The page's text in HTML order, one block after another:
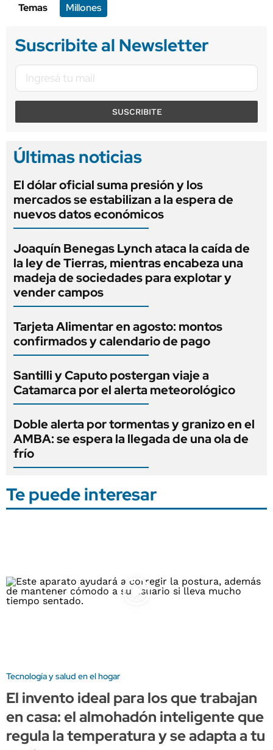
Temas
Millones
Suscribite al Newsletter
SUSCRIBITE
Últimas noticias
El dólar oficial suma presión y los
mercados se estabilizan a la espera de
nuevos datos económicos
Joaquín Benegas Lynch ataca la caída de
la ley de Tierras, mientras encabeza una
madeja de sociedades para explotar y
vender campos
Tarjeta Alimentar en agosto: montos
confirmados y calendario de pago
Santilli y Caputo postergan viaje a
Catamarca por el alerta meteorológico
Doble alerta por tormentas y granizo en el
AMBA: se espera la llegada de una ola de
frío
Te puede interesar
Tecnología y salud en el hogar
El invento ideal para los que trabajan
en casa: el almohadón inteligente que
regula la temperatura y se adapta a tu